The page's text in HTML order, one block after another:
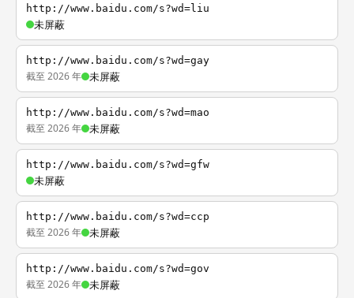
http://www.baidu.com/s?wd=liu
未屏蔽
http://www.baidu.com/s?wd=gay
截至 2026 年 未屏蔽
http://www.baidu.com/s?wd=mao
截至 2026 年 未屏蔽
http://www.baidu.com/s?wd=gfw
未屏蔽
http://www.baidu.com/s?wd=ccp
截至 2026 年 未屏蔽
http://www.baidu.com/s?wd=gov
截至 2026 年 未屏蔽